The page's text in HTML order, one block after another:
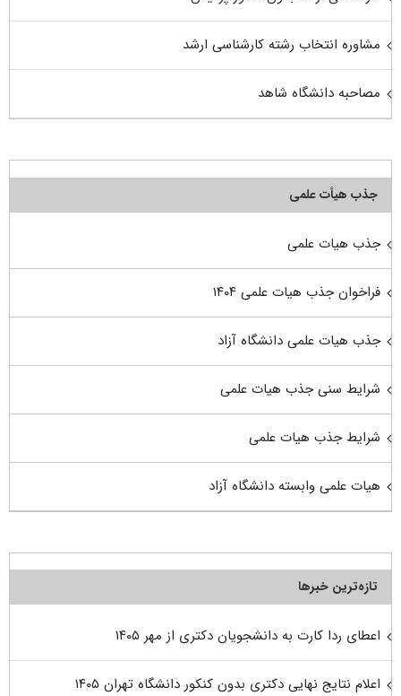
مشاوره انتخاب رشته کارشناسی ارشد
مصاحبه دانشگاه شاهد
جذب هیأت علمی
جذب هیات علمی
فراخوان جذب هیات علمی ۱۴۰۴
جذب هیات علمی دانشگاه آزاد
شرایط سنی جذب هیات علمی
شرایط جذب هیات علمی
هیات علمی وابسته دانشگاه آزاد
تازه‌ترین خبرها
اعطای ردا کارت به دانشجویان دکتری از مهر ۱۴۰۵
اعلام نتایج نهایی دکتری بدون کنکور دانشگاه تهران ۱۴۰۵